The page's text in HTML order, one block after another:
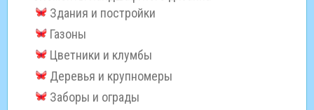
Здания и постройки
Газоны
Цветники и клумбы
Деревья и крупномеры
Заборы и ограды